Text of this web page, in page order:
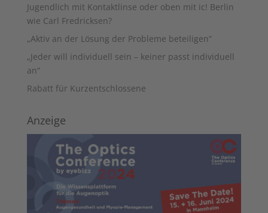
Jugendlich mit Kontaktlinse oder oben mit ic! Berlin
wie Carl Fredricksen?
„Aktiv an der Lösung der Probleme beteiligen“
„Jeder will individuell sein – keiner passt individuell
an“
Rabatt für Kurzentschlossene
Anzeige